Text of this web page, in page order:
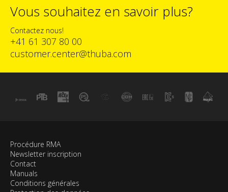
Vous souhaitez en savoir plus?
Contactez nous!
+41 61 307 80 00
customer.center@thuba.com
Procédure RMA
Newsletter inscription
Contact
Manuals
Conditions générales